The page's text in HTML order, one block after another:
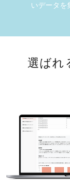
いデータを
選ばれ